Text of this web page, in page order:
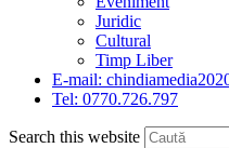
Juridic
Cultural
Timp Liber
E-mail:
Tel: 0770.726.797
Search this website